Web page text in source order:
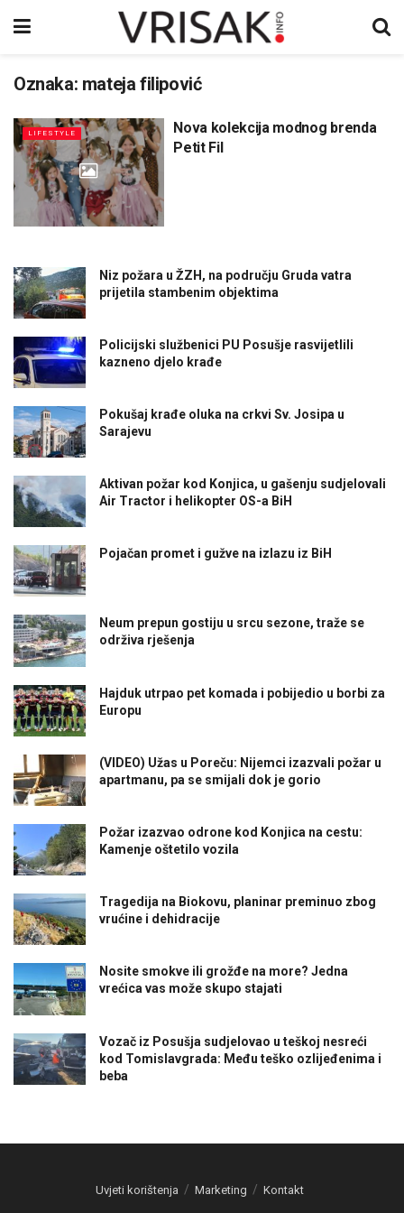
Oznaka: mateja filipović
LIFESTYLE
Nova kolekcija modnog brenda
Petit Fil
Niz požara u ŽZH, na području Gruda vatra
prijetila stambenim objektima
Policijski službenici PU Posušje rasvijetlili
kazneno djelo krađe
Pokušaj krađe oluka na crkvi Sv. Josipa u
Sarajevu
Aktivan požar kod Konjica, u gašenju sudjelovali
Air Tractor i helikopter OS-a BiH
Pojačan promet i gužve na izlazu iz BiH
Neum prepun gostiju u srcu sezone, traže se
održiva rješenja
Hajduk utrpao pet komada i pobijedio u borbi za
Europu
(VIDEO) Užas u Poreču: Nijemci izazvali požar u
apartmanu, pa se smijali dok je gorio
Požar izazvao odrone kod Konjica na cestu:
Kamenje oštetilo vozila
Tragedija na Biokovu, planinar preminuo zbog
vrućine i dehidracije
Nosite smokve ili grožđe na more? Jedna
vrećica vas može skupo stajati
Vozač iz Posušja sudjelovao u teškoj nesreći
kod Tomislavgrada: Među teško ozlijeđenima i
beba
Uvjeti korištenja Marketing Kontakt